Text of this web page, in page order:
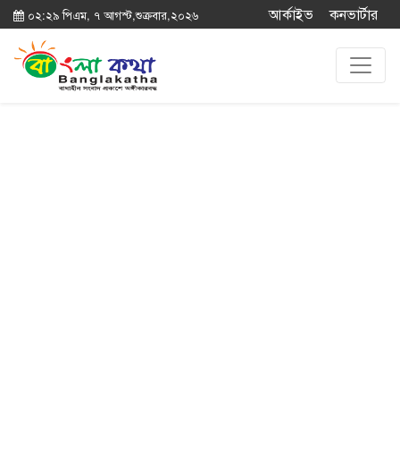
০২:২৯ পিএম, ৭ আগস্ট,শুক্রবার,২০২৬ আর্কাইভ কনভার্টার